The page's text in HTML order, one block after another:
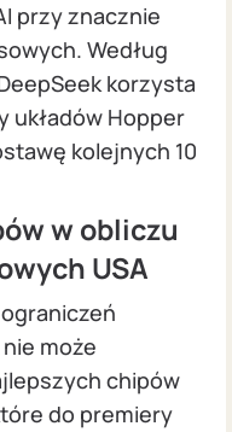
przy znacznie
Według
korzysta
układów Hopper
kolejnych 10
w obliczu
USA
może
chipów
do premiery